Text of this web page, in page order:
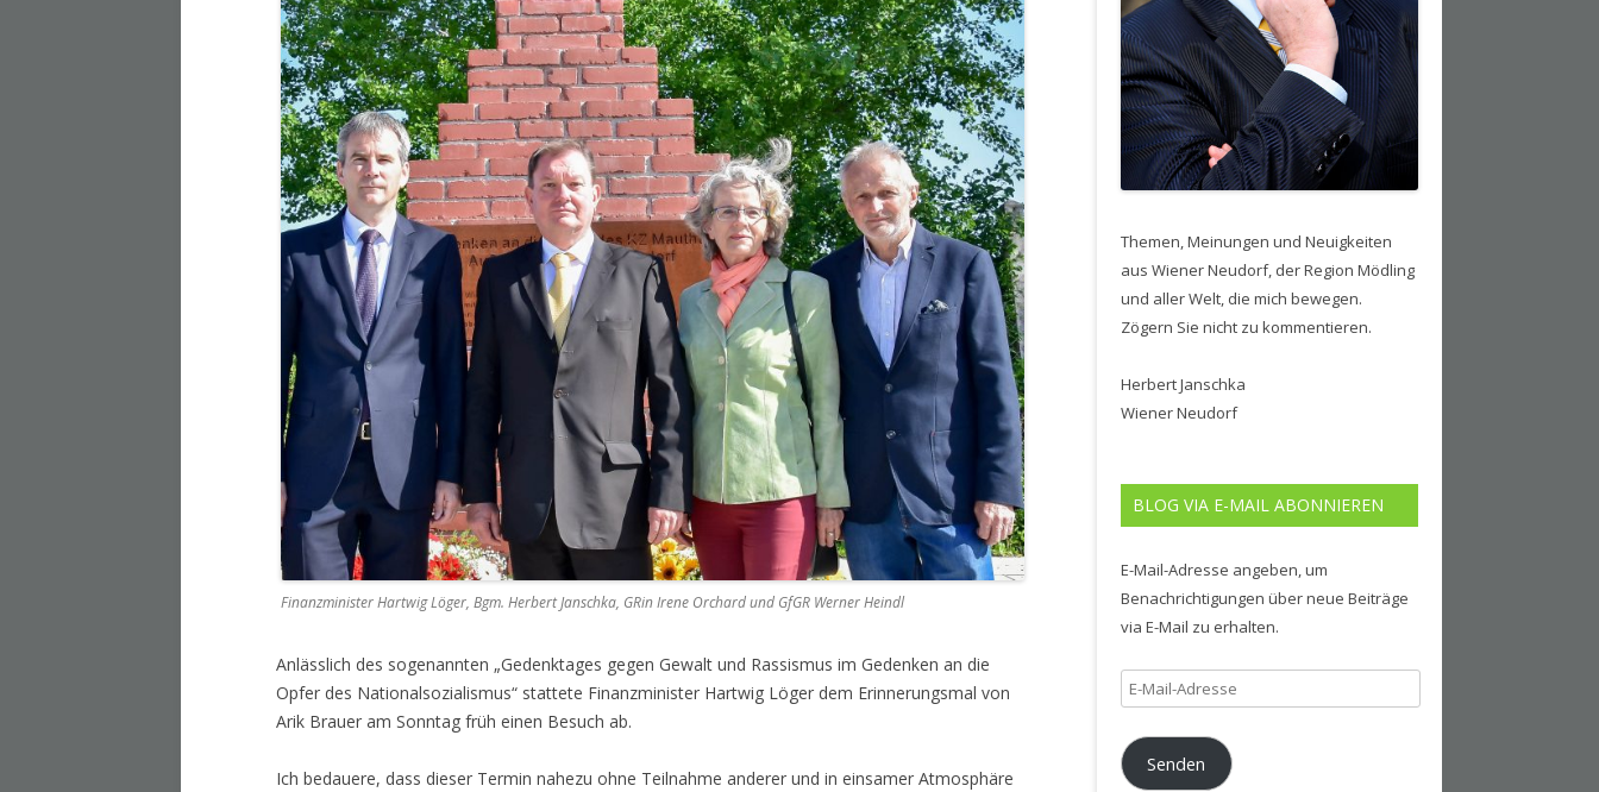
Finanzminister Hartwig Löger, Bgm. Herbert Janschka, GRin Irene Orchard und GfGR Werner Heindl
Anlässlich des sogenannten „Gedenktages gegen Gewalt und Rassismus im Gedenken an die
Opfer des Nationalsozialismus“ stattete Finanzminister Hartwig Löger dem Erinnerungsmal von
Arik Brauer am Sonntag früh einen Besuch ab.
Ich bedauere, dass dieser Termin nahezu ohne Teilnahme anderer und in einsamer Atmosphäre
Themen, Meinungen und Neuigkeiten
aus Wiener Neudorf, der Region Mödling
und aller Welt, die mich bewegen.
Zögern Sie nicht zu kommentieren.
Herbert Janschka
Wiener Neudorf
BLOG VIA E-MAIL ABONNIEREN
E-Mail-Adresse angeben, um
Benachrichtigungen über neue Beiträge
via E-Mail zu erhalten.
E-
Mail-
Adresse
Senden